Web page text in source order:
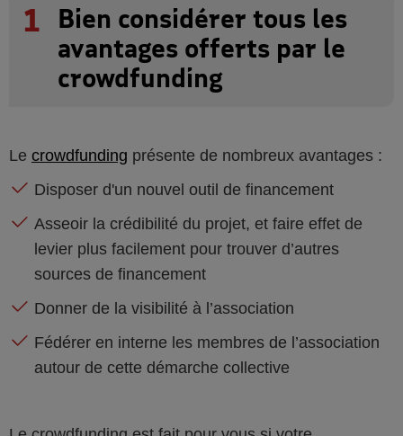
1
Bien considérer tous les
avantages offerts par le
crowdfunding
Le crowdfunding présente de nombreux avantages :
Disposer d'un nouvel outil de financement
Asseoir la crédibilité du projet, et faire effet de
levier plus facilement pour trouver d’autres
sources de financement
Donner de la visibilité à l’association
Fédérer en interne les membres de l’association
autour de cette démarche collective